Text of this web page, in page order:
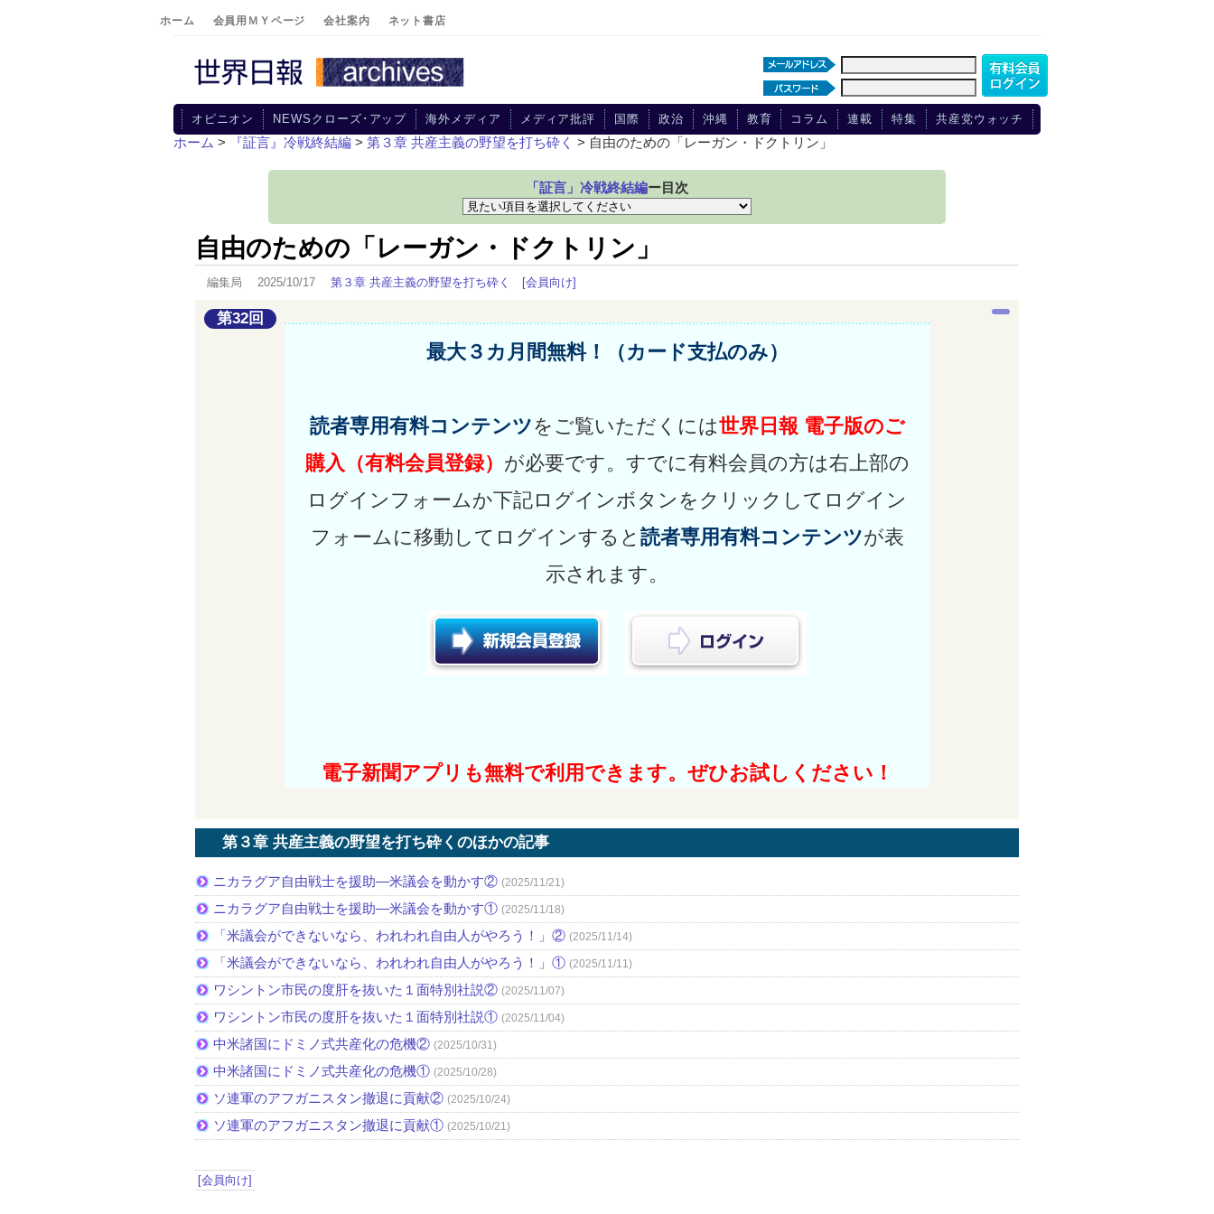
ホーム 会員用ＭＹページ 会社案内 ネット書店
オピニオン NEWSクローズ･アップ 海外メディア メディア批評 国際 政治 沖縄 教育 コラム 連載 特集 共産党ウォッチ
ホーム > 『証言』冷戦終結編 > 第３章 共産主義の野望を打ち砕く > 自由のための「レーガン・ドクトリン」
「証言」冷戦終結編ー目次
自由のための「レーガン・ドクトリン」
編集局 2025/10/17 第３章 共産主義の野望を打ち砕く [会員向け]
第32回
最大３カ月間無料！（カード支払のみ）
読者専用有料コンテンツをご覧いただくには世界日報 電子版のご
購入（有料会員登録） が必要です。すでに有料会員の方は右上部の
ログインフォームか下記ログインボタンをクリックしてログイン
フォームに移動してログインすると 読者専用有料コンテンツが表
示されます。
電子新聞アプリも無料で利用できます。ぜひお試しください！
第３章 共産主義の野望を打ち砕くのほかの記事
ニカラグア自由戦士を援助—米議会を動かす② (2025/11/21)
ニカラグア自由戦士を援助—米議会を動かす① (2025/11/18)
「米議会ができないなら、われわれ自由人がやろう！」② (2025/11/14)
「米議会ができないなら、われわれ自由人がやろう！」① (2025/11/11)
ワシントン市民の度肝を抜いた１面特別社説② (2025/11/07)
ワシントン市民の度肝を抜いた１面特別社説① (2025/11/04)
中米諸国にドミノ式共産化の危機② (2025/10/31)
中米諸国にドミノ式共産化の危機① (2025/10/28)
ソ連軍のアフガニスタン撤退に貢献② (2025/10/24)
ソ連軍のアフガニスタン撤退に貢献① (2025/10/21)
[会員向け]